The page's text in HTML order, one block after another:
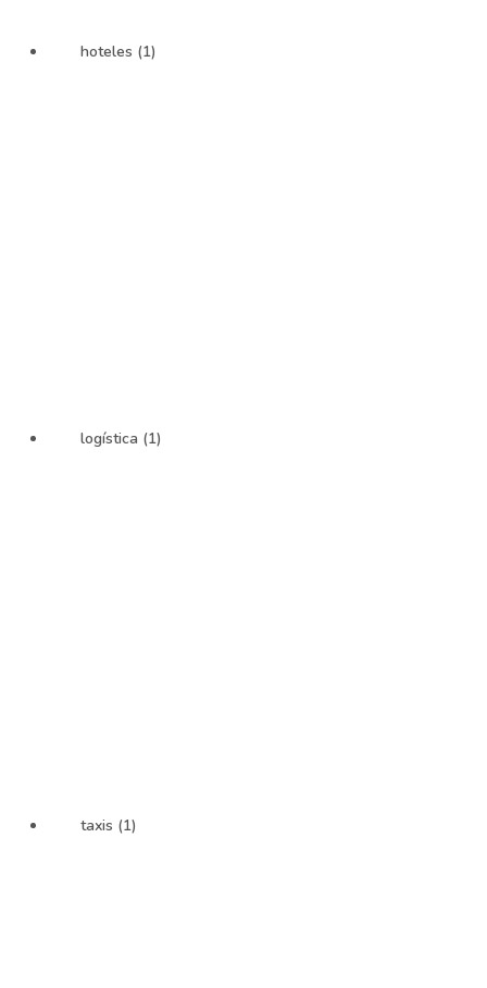
hoteles (1)
logística (1)
taxis (1)